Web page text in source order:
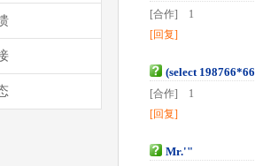
[合作] 1
[回复]
(select
[合作] 1
[回复]
Mr.'"